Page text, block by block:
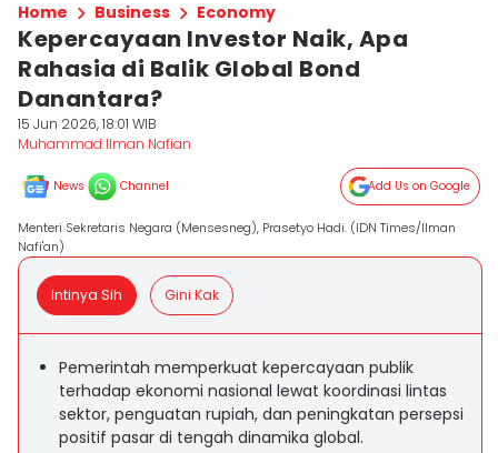
Home Business Economy
Kepercayaan Investor Naik, Apa
Rahasia di Balik Global Bond
Danantara?
15 Jun 2026, 18:01 WIB
Muhammad Ilman Nafian
News Channel Add Us on Google
Menteri Sekretaris Negara (Mensesneg), Prasetyo Hadi. (IDN Times/Ilman
Nafi'an)
Intinya Sih Gini Kak
Pemerintah memperkuat kepercayaan publik
terhadap ekonomi nasional lewat koordinasi lintas
sektor, penguatan rupiah, dan peningkatan persepsi
positif pasar di tengah dinamika global.